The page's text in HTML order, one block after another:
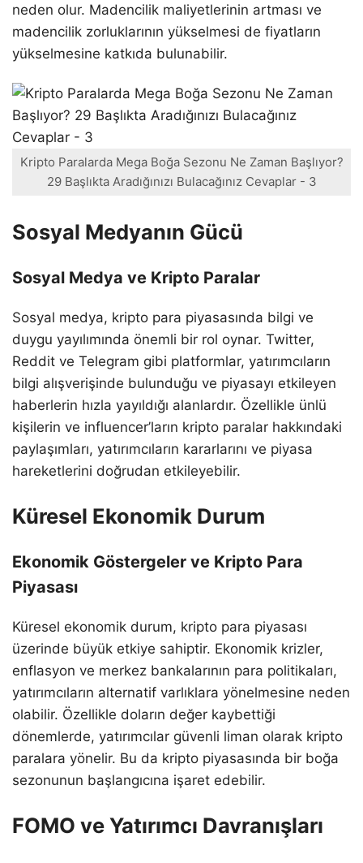
neden olur. Madencilik maliyetlerinin artması ve
madencilik zorluklarının yükselmesi de fiyatların
yükselmesine katkıda bulunabilir.
Kripto Paralarda Mega Boğa Sezonu Ne Zaman Başlıyor?
29 Başlıkta Aradığınızı Bulacağınız Cevaplar - 3
Sosyal Medyanın Gücü
Sosyal Medya ve Kripto Paralar
Sosyal medya, kripto para piyasasında bilgi ve
duygu yayılımında önemli bir rol oynar. Twitter,
Reddit ve Telegram gibi platformlar, yatırımcıların
bilgi alışverişinde bulunduğu ve piyasayı etkileyen
haberlerin hızla yayıldığı alanlardır. Özellikle ünlü
kişilerin ve influencer’ların kripto paralar hakkındaki
paylaşımları, yatırımcıların kararlarını ve piyasa
hareketlerini doğrudan etkileyebilir.
Küresel Ekonomik Durum
Ekonomik Göstergeler ve Kripto Para
Piyasası
Küresel ekonomik durum, kripto para piyasası
üzerinde büyük etkiye sahiptir. Ekonomik krizler,
enflasyon ve merkez bankalarının para politikaları,
yatırımcıların alternatif varlıklara yönelmesine neden
olabilir. Özellikle doların değer kaybettiği
dönemlerde, yatırımcılar güvenli liman olarak kripto
paralara yönelir. Bu da kripto piyasasında bir boğa
sezonunun başlangıcına işaret edebilir.
FOMO ve Yatırımcı Davranışları